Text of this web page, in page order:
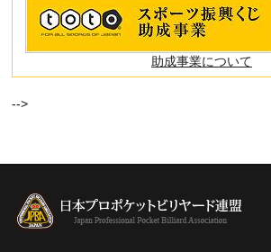
助成事業について
-->